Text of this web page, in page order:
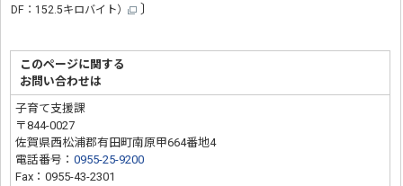
DF：152.5キロバイト）
〕
このページに関する
お問い合わせは
子育て支援課
〒844-0027
佐賀県西松浦郡有田町南原甲664番地4
電話番号：0955-25-9200
Fax：0955-43-2301